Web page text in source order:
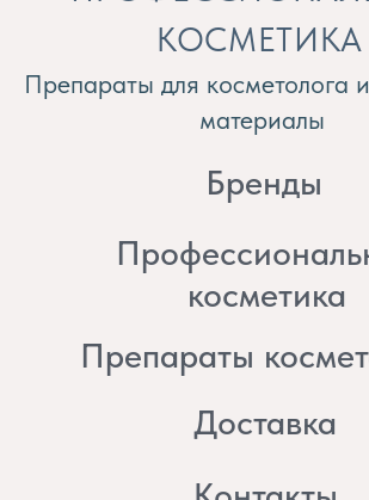
8 (982) 297 07 97
Профессиональная
Препараты косметолога
Доставка
8 (982) 277 07 97